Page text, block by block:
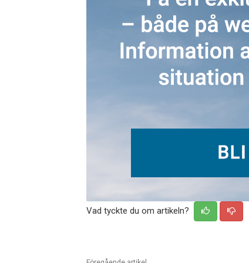
Vad tyckte du om artikeln?